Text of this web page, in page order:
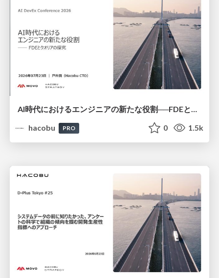
AI時代におけるエンジニアの新たな役割──FDEとクオリアの探求/登壇資料（戸井田 裕貴）
hacobu
PRO 0 1.5k